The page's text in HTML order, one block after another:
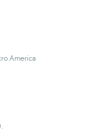
America